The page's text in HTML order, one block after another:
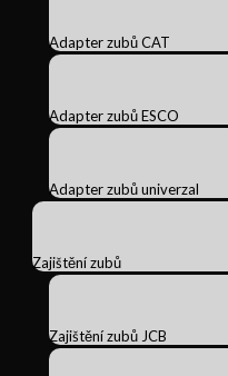
Adapter zubů CAT
Adapter zubů ESCO
Adapter zubů univerzal
Zajištění zubů
Zajištění zubů JCB